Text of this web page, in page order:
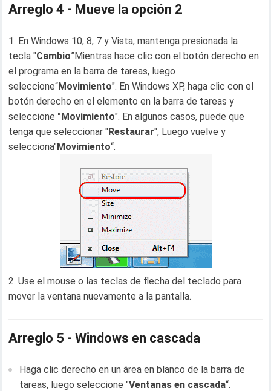
Arreglo 4 - Mueve la opción 2
En Windows 10, 8, 7 y Vista, mantenga presionada la
tecla "Cambio”Mientras hace clic con el botón derecho en
el programa en la barra de tareas, luego
seleccione“Movimiento". En Windows XP, haga clic con el
botón derecho en el elemento en la barra de tareas y
seleccione "Movimiento". En algunos casos, puede que
tenga que seleccionar "Restaurar", Luego vuelve y
selecciona"Movimiento“.
Use el mouse o las teclas de flecha del teclado para
mover la ventana nuevamente a la pantalla.
Arreglo 5 - Windows en cascada
Haga clic derecho en un área en blanco de la barra de
tareas, luego seleccione "Ventanas en cascada“.